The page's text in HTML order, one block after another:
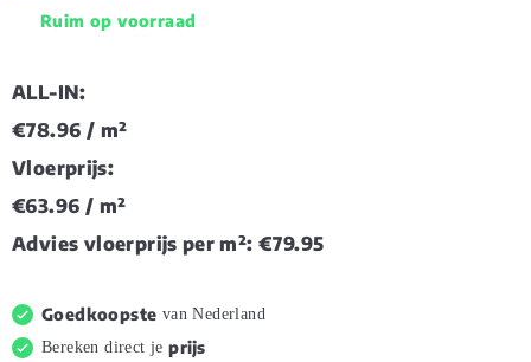
Ruim op voorraad
ALL-IN:
€78.96 / m²
Vloerprijs:
€63.96 / m²
Advies vloerprijs per m²: €79.95
Goedkoopste van Nederland
Bereken direct jeprijs